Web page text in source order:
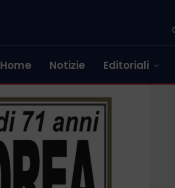
Home Notizie Editoriali